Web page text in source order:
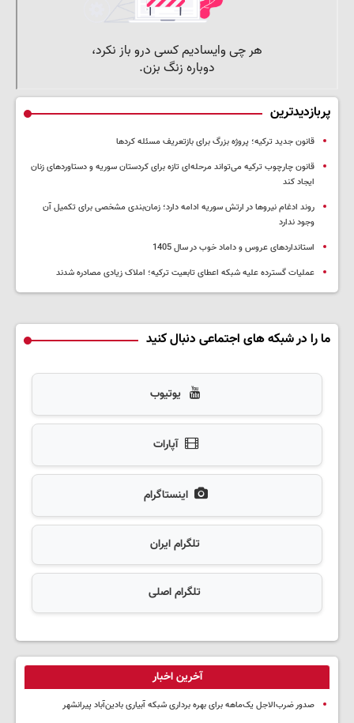
پربازدیدترین
قانون جدید ترکیه؛ پروژه بزرگ‌ برای بازتعریف مسئله کردها
قانون چارچوب ترکیه می‌تواند مرحله‌ای تازه برای کردستان سوریه و دستاوردهای زنان
ایجاد کند
روند ادغام نیروها در ارتش سوریه ادامه دارد؛ زمان‌بندی مشخصی برای تکمیل آن
وجود ندارد
استانداردهای عروس و داماد خوب در سال 1405
عملیات گسترده علیه شبکه اعطای تابعیت ترکیه؛ املاک زیادی مصادره شدند
ما را در شبکه های اجتماعی دنبال کنید
یوتیوب
آپارات
اینستاگرام
تلگرام ایران
تلگرام اصلی
آخرین اخبار
صدور ضرب‌الاجل یک‌ماهه برای بهره برداری شبکه آبیاری بادین‌آباد پیرانشهر